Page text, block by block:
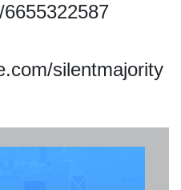
silentmajority